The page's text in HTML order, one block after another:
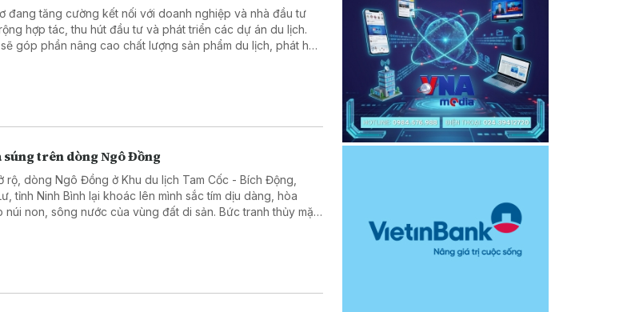
đang tăng cường kết nối với doanh nghiệp và nhà đầu tư
hợp tác, thu hút đầu tư và phát triển các dự án du lịch.
góp phần nâng cao chất lượng sản phẩm du lịch, phát huy
súng trên dòng Ngô Đồng
rộ, dòng Ngô Đồng ở Khu du lịch Tam Cốc - Bích Động,
tỉnh Ninh Bình lại khoác lên mình sắc tím dịu dàng, hòa
non, sông nước của vùng đất di sản. Bức tranh thủy mặc